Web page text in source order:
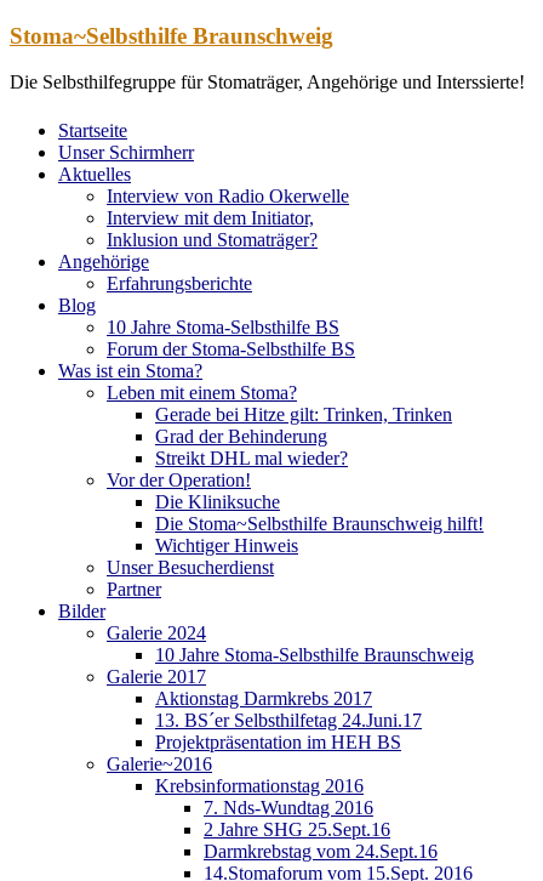
Zum
springen
Stoma~Selbsthilfe Braunschweig
Die Selbsthilfegruppe für Stomaträger, Angehörige und Interssierte!
Startseite
Unser Schirmherr
Aktuelles
Interview von Radio Okerwelle
Interview mit dem Initiator,
Inklusion und Stomaträger?
Angehörige
Erfahrungsberichte
Blog
10 Jahre Stoma-Selbsthilfe BS
Forum der Stoma-Selbsthilfe BS
Was ist ein Stoma?
Leben mit einem Stoma?
Gerade bei Hitze gilt: Trinken, Trinken
Grad der Behinderung
Streikt DHL mal wieder?
Vor der Operation!
Die Kliniksuche
Die Stoma~Selbsthilfe Braunschweig hilft!
Wichtiger Hinweis
Unser Besucherdienst
Partner
Bilder
Galerie 2024
10 Jahre Stoma-Selbsthilfe Braunschweig
Galerie 2017
Aktionstag Darmkrebs 2017
13. BS´er Selbsthilfetag 24.Juni.17
Projektpräsentation im HEH BS
Galerie~2016
Krebsinformationstag 2016
7. Nds-Wundtag 2016
2 Jahre SHG 25.Sept.16
Darmkrebstag vom 24.Sept.16
14.Stomaforum vom 15.Sept. 2016